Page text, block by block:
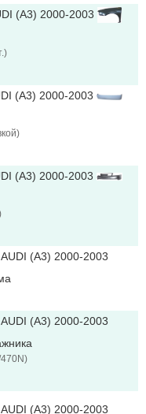
(A3) 2000-2003
(A3) 2000-2003
(A3) 2000-2003
AUDI (A3) 2000-2003
AUDI (A3) 2000-2003
AUDI (A3) 2000-2003